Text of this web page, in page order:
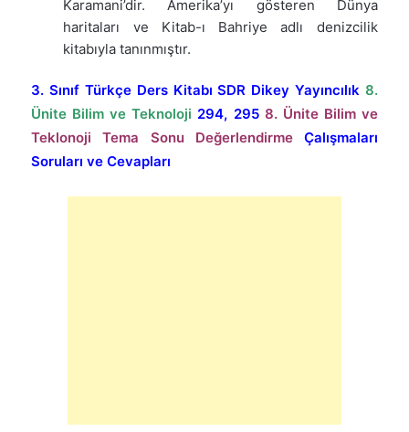
Karamani’dir. Amerika’yı gösteren Dünya
haritaları ve Kitab-ı Bahriye adlı denizcilik
kitabıyla tanınmıştır.
3. Sınıf Türkçe Ders Kitabı SDR Dikey Yayıncılık 8.
Ünite Bilim ve Teknoloji 294, 295 8. Ünite Bilim ve
TeklonojiTema Sonu Değerlendirme Çalışmaları
Soruları ve Cevapları